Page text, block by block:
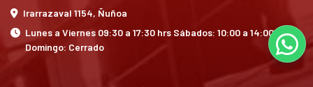
Irarrazaval 1154, Ñuñoa
Lunes a Viernes 09:30 a 17:30 hrs Sábados: 10:00 a 14:00 hrs
Domingo: Cerrado